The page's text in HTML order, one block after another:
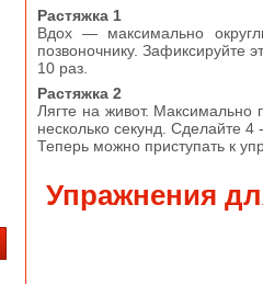
Растяжка 1
Вдох — максимально
позвоночнику. Зафиксируйте
10 раз.
Растяжка 2
Лягте на живот. Максимально
несколько секунд. Сделайте
Теперь можно приступать к
Упражнения